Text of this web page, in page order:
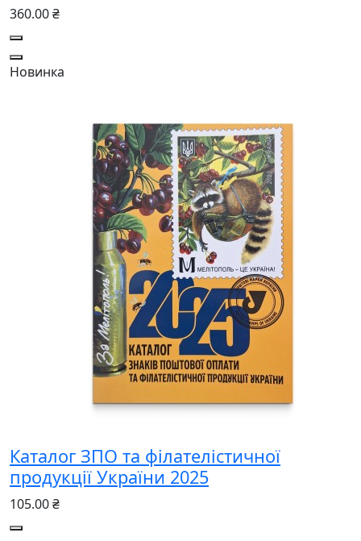
360.00 ₴
Новинка
Каталог ЗПО та філателістичної
продукції України 2025
105.00 ₴